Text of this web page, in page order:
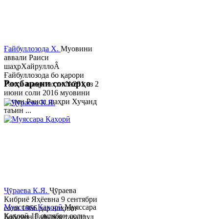
Ғайбуллозода Х. Муовини
аввали Раиси
шаҳрХайруллоÂ
Ғайбуллозода бо қарори
Раиси шаҳр таҳти №281 аз 2
июни соли 2016 муовини
якуми Раиси шаҳри Хуҷанд
таъин ...
Муяссара ҚаҳорӣМуяссара
Қаҳорӣ 15 октябри соли
Роҳбарони сохторҳо
Ҷӯраева К.Я. Ҷӯраева
Кибриё Яҳёевна 9 сентябри
соли 1966 дар ноҳияи
Бобоҷон Ғафуров таваллуд